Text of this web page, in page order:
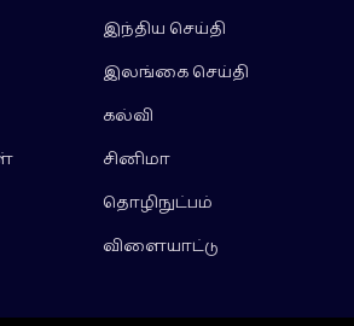
இந்திய செய்தி
இலங்கை செய்தி
கல்வி
சினிமா
தொழிநுட்பம்
விளையாட்டு